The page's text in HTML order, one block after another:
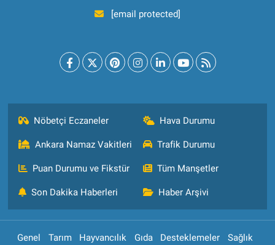
[email protected]
Nöbetçi Eczaneler Hava Durumu
Ankara Namaz Vakitleri Trafik Durumu
Puan Durumu ve Fikstür Tüm Manşetler
Son Dakika Haberleri Haber Arşivi
Genel Tarım Hayvancılık Gıda Desteklemeler
Sağlık